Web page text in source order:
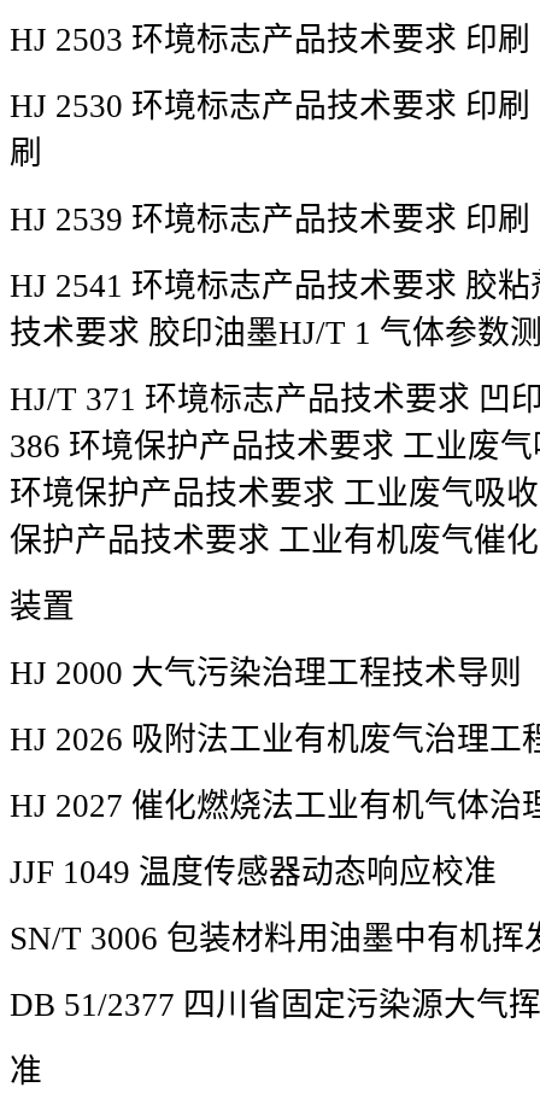
HJ 2503 环境标志产品技术要求 印
HJ 2530 环境标志产品技术要求 印
刷
HJ 2539 环境标志产品技术要求 印
HJ 2541 环境标志产品技术要求 胶
技术要求 胶印油墨HJ/T 1 气体参数
HJ/T 371 环境标志产品技术要求 凹
386 环境保护产品技术要求 工业废
环境保护产品技术要求 工业废气吸
保护产品技术要求 工业有机废气催
装置
HJ 2000 大气污染治理工程技术导则
HJ 2026 吸附法工业有机废气治理工
HJ 2027 催化燃烧法工业有机气体治
JJF 1049 温度传感器动态响应校准
SN/T 3006 包装材料用油墨中有机
DB 51/2377 四川省固定污染源大气
准